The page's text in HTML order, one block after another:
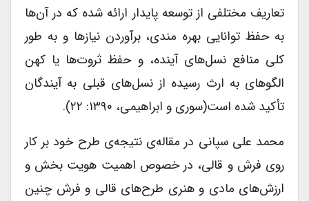
تعاریف مختلفی از توسعه پایدار ارائه شده که در آن‌ها
به حفظ توانایی بهره مندی، برآوردن نیازها و به طور
کلی منافع نسل‌های آینده، و حفظ ثروت‌ها یا کهن
الگوهای به ارث رسیده از نسل‌های قبلی به آیندگان
تأکید شده است(سوری و ابراهیمی، ۱۳۹۰: ۲۲).
محمد علی سپانی در مقاله‌ی نتیجه‌ی طرح خود بر کار
روی فرش و قالی، در خصوص اهمیت هویت بخش و
ارزش‌های مادی و هنری طرح‌های قالی و فرش چنین